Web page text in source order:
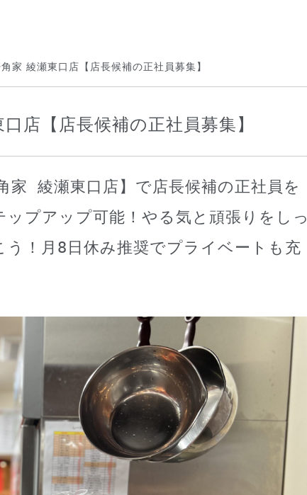
家 綾瀬東口店【店長候補の正社員募集】
店【店長候補の正社員募集】
家 綾瀬東口店】で店長候補の正社員を
プアップ可能！やる気と頑張りをしっ
！月8日休み推奨でプライベートも充